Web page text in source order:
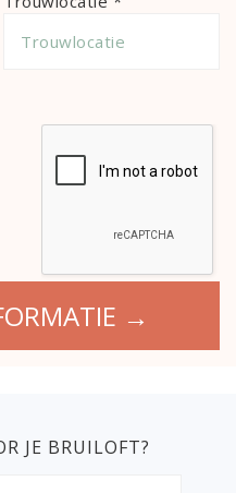
JE BRUILOFT?